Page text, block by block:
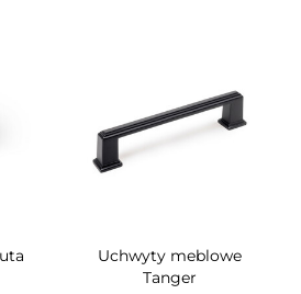
Uchwyty meblowe
Tanger